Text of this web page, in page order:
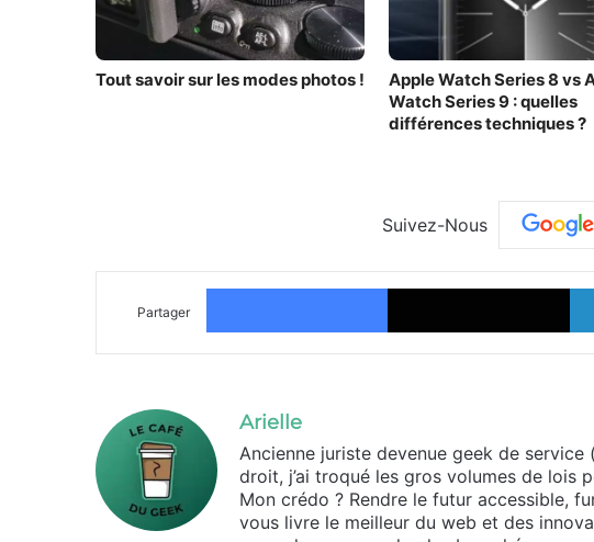
Tout savoir sur les modes photos !
Apple Watch Series 8 vs
Watch Series 9 : quelles
différences techniques ?
Suivez-Nous
Partager
Facebook X
Arielle
Ancienne juriste devenue geek de
droit, j’ai troqué les gros volumes de lois
Mon crédo ? Rendre le futur accessible,
vous livre le meilleur du web et des